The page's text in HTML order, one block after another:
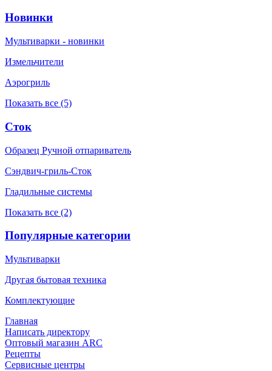
Новинки
Мультиварки - новинки
Измельчители
Аэрогриль
Показать все (5)
Сток
Образец Ручной отпариватель
Сэндвич-гриль-Сток
Гладильные системы
Показать все (2)
Популярные категории
Мультиварки
Другая бытовая техника
Комплектующие
Главная
Написать директору
Оптовый магазин ARC
Рецепты
Сервисные центры